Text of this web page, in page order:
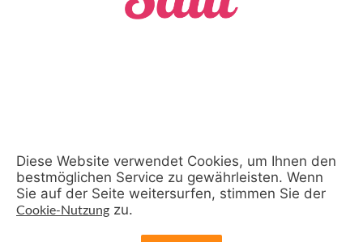
Diese Website verwendet Cookies, um Ihnen den
bestmöglichen Service zu gewährleisten. Wenn
Sie auf der Seite weitersurfen, stimmen Sie der
Cookie-Nutzung zu.